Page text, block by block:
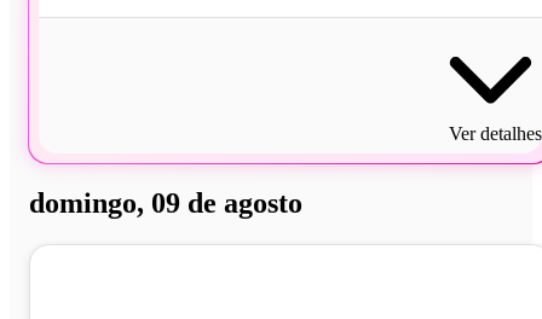
Ver detalhes
domingo, 09 de agosto